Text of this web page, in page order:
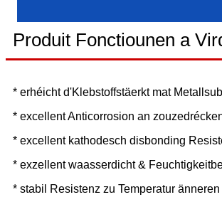
Produit Fonctiounen a
* erhéicht d'Klebstoffstäerkt mat
* excellent Anticorrosion an
* excellent kathodesch disbonding
* exzellent waasserdicht &
* stabil Resistenz zu Temperatur änneren